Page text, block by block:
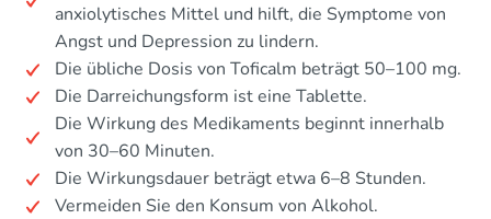
anxiolytisches Mittel und hilft, die Symptome von
Angst und Depression zu lindern.
Die übliche Dosis von Toficalm beträgt 50–100 mg.
Die Darreichungsform ist eine Tablette.
Die Wirkung des Medikaments beginnt innerhalb
von 30–60 Minuten.
Die Wirkungsdauer beträgt etwa 6–8 Stunden.
Vermeiden Sie den Konsum von Alkohol.